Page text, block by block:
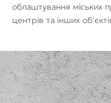
облаштування міських
центрів та інших